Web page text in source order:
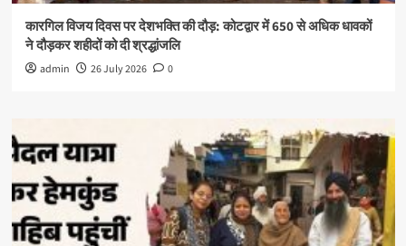
कारगिल विजय दिवस पर देशभक्ति की दौड़: कोटद्वार में 650 से अधिक धावकों
ने दौड़कर शहीदों को दी श्रद्धांजलि
admin 26 July 2026 0